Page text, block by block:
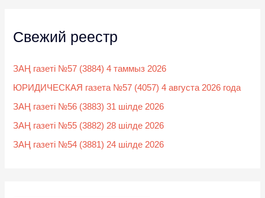
Свежий реестр
ЗАҢ газеті №57 (3884) 4 таммыз 2026
ЮРИДИЧЕСКАЯ газета №57 (4057) 4 августа 2026 года
ЗАҢ газеті №56 (3883) 31 шілде 2026
ЗАҢ газеті №55 (3882) 28 шілде 2026
ЗАҢ газеті №54 (3881) 24 шілде 2026